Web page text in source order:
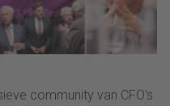
community van CFO's